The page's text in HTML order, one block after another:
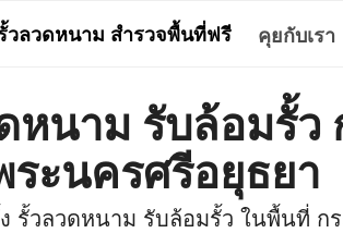
วลวดหนาม สำรวจพื้นที่ฟรี คุยกับเรา
หนาม รับล้อมรั้ว
ะนครศรีอยุธยา
รั้วลวดหนาม รับล้อมรั้ว ในพื้นที่ ก